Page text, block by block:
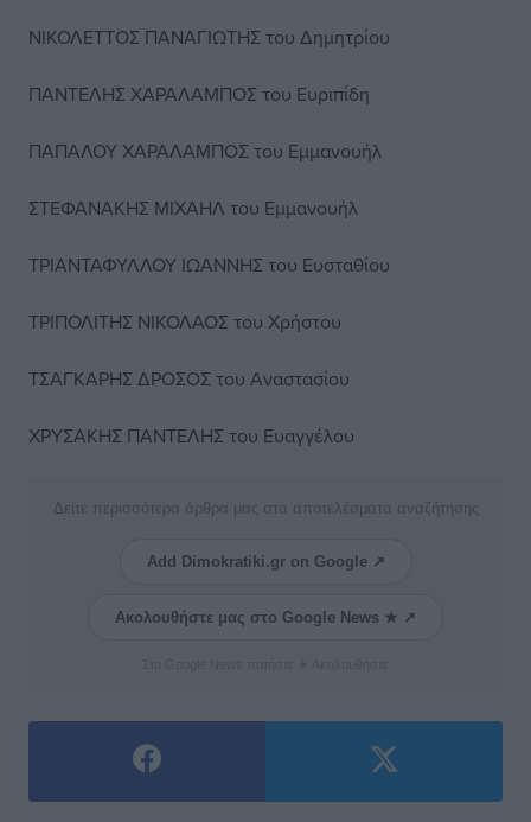
ΝΙΚΟΛΕΤΤΟΣ ΠΑΝΑΓΙΩΤΗΣ του Δημητρίου
ΠΑΝΤΕΛΗΣ ΧΑΡΑΛΑΜΠΟΣ του Ευριπίδη
ΠΑΠΑΛΟΥ ΧΑΡΑΛΑΜΠΟΣ του Εμμανουήλ
ΣΤΕΦΑΝΑΚΗΣ ΜΙΧΑΗΛ του Εμμανουήλ
ΤΡΙΑΝΤΑΦΥΛΛΟΥ ΙΩΑΝΝΗΣ του Ευσταθίου
ΤΡΙΠΟΛΙΤΗΣ ΝΙΚΟΛΑΟΣ του Χρήστου
ΤΣΑΓΚΑΡΗΣ ΔΡΟΣΟΣ του Αναστασίου
ΧΡΥΣΑΚΗΣ ΠΑΝΤΕΛΗΣ του Ευαγγέλου
Δείτε περισσότερα άρθρα μας στα αποτελέσματα αναζήτησης
Add Dimokratiki.gr on Google ↗
Ακολουθήστε μας στο Google News ★ ↗